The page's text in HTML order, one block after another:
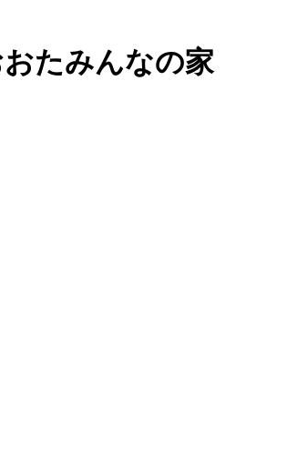
たみんなの家